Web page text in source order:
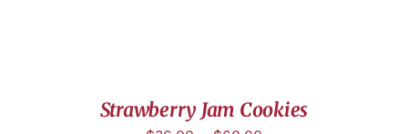
Strawberry Jam Cookies